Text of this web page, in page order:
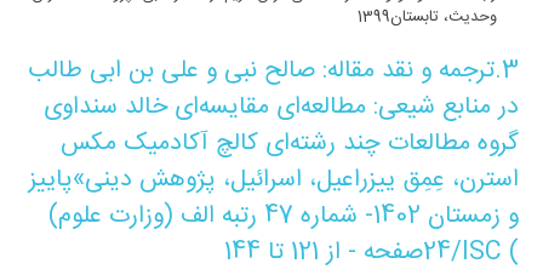
وحدیث، تابستان1399
3.ترجمه و نقد مقاله: صالح نبی و علی بن ابی طالب
در منابع شیعی: مطالعه‌ای مقایسه‌ای خالد سنداوی
گروه مطالعات چند رشته‌ای کالچ آکادمیک مکس
استرن، عِمِق ییزراعیل، اسرائیل، پژوهش دینی»پاییز
و زمستان 1402- شماره 47 رتبه الف (وزارت علوم)
/ISC (
24صفحه - از 121 تا 144